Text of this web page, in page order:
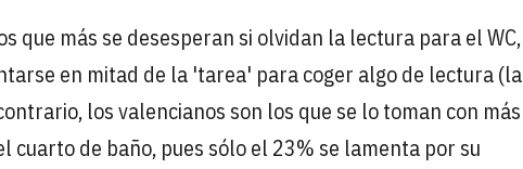
que más se desesperan si olvidan la lectura para el WC,
en mitad de la 'tarea' para coger algo de lectura (la
los valencianos son los que se lo toman con más
de baño, pues sólo el 23% se lamenta por su